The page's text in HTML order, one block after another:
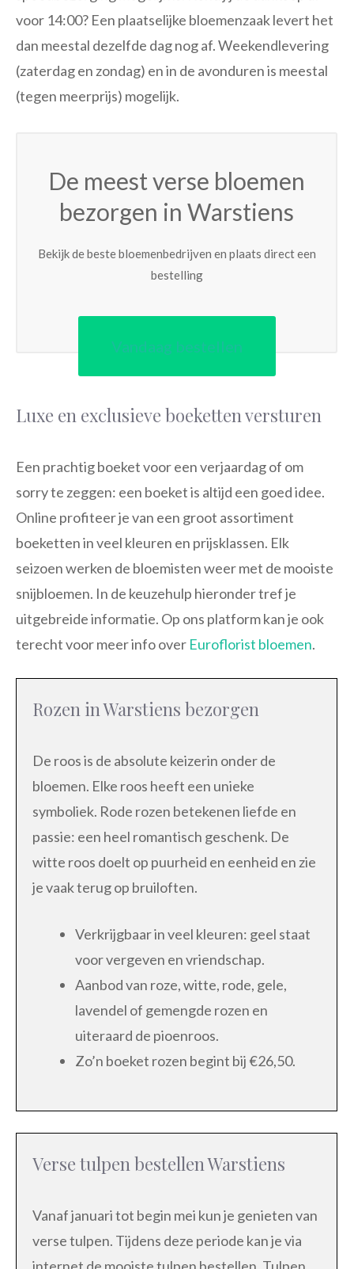
voor 14:00? Een plaatselijke bloemenzaak levert het
dan meestal dezelfde dag nog af. Weekendlevering
(zaterdag en zondag) en in de avonduren is meestal
(tegen meerprijs) mogelijk.
De meest verse bloemen
bezorgen in Warstiens
Bekijk de beste bloemenbedrijven en plaats direct een
bestelling
Vandaag bestellen
Luxe en exclusieve boeketten versturen
Een prachtig boeket voor een verjaardag of om
sorry te zeggen: een boeket is altijd een goed idee.
Online profiteer je van een groot assortiment
boeketten in veel kleuren en prijsklassen. Elk
seizoen werken de bloemisten weer met de mooiste
snijbloemen. In de keuzehulp hieronder tref je
uitgebreide informatie. Op ons platform kan je ook
terecht voor meer info over Euroflorist bloemen.
Rozen in Warstiens bezorgen
De roos is de absolute keizerin onder de
bloemen. Elke roos heeft een unieke
symboliek. Rode rozen betekenen liefde en
passie: een heel romantisch geschenk. De
witte roos doelt op puurheid en eenheid en zie
je vaak terug op bruiloften.
Verkrijgbaar in veel kleuren: geel staat
voor vergeven en vriendschap.
Aanbod van roze, witte, rode, gele,
lavendel of gemengde rozen en
uiteraard de pioenroos.
Zo’n boeket rozen begint bij €26,50.
Verse tulpen bestellen Warstiens
Vanaf januari tot begin mei kun je genieten van
verse tulpen. Tijdens deze periode kan je via
internet de mooiste tulpen bestellen. Tulpen